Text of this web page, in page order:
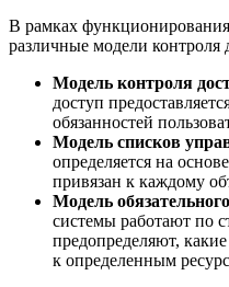
В рамках
различные модели контроля
Модель контроля
доступ
обязанностей
Модель списков
определяется на
привязан к каждому
Модель
системы работают по
предопределяют,
к определенным